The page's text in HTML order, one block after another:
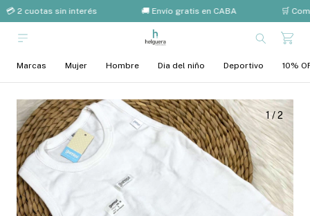
💳 2 cuotas sin interés 🚚 Envío gratis en CABA 🛒
Marcas Mujer Hombre Dia del niño Deportivo 10%
1/2